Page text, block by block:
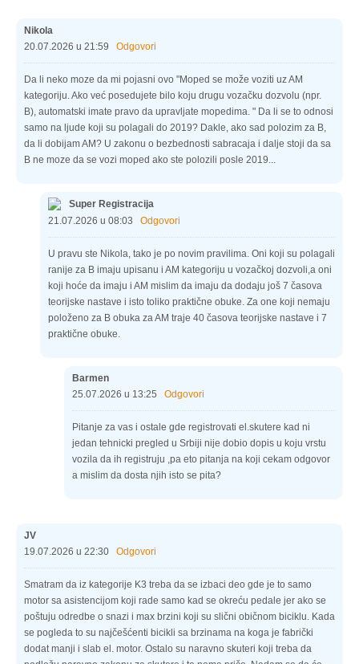
Nikola
20.07.2026 u 21:59 Odgovori
Da li neko moze da mi pojasni ovo "Moped se može voziti uz AM
kategoriju. Ako već posedujete bilo koju drugu vozačku dozvolu (npr.
B), automatski imate pravo da upravljate mopedima. " Da li se to odnosi
samo na ljude koji su polagali do 2019? Dakle, ako sad polozim za B,
da li dobijam AM? U zakonu o bezbednosti sabracaja i dalje stoji da sa
B ne moze da se vozi moped ako ste polozili posle 2019...
Super Registracija
21.07.2026 u 08:03 Odgovori
U pravu ste Nikola, tako je po novim pravilima. Oni koji su polagali
ranije za B imaju upisanu i AM kategoriju u vozačkoj dozvoli,a oni
koji hoće da imaju i AM mislim da imaju da dodaju još 7 časova
teorijske nastave i isto toliko praktične obuke. Za one koji nemaju
položeno za B obuka za AM traje 40 časova teorijske nastave i 7
praktične obuke.
Barmen
25.07.2026 u 13:25 Odgovori
Pitanje za vas i ostale gde registrovati el.skutere kad ni
jedan tehnicki pregled u Srbiji nije dobio dopis u koju vrstu
vozila da ih registruju ,pa eto pitanja na koji cekam odgovor
a mislim da dosta njih isto se pita?
JV
19.07.2026 u 22:30 Odgovori
Smatram da iz kategorije K3 treba da se izbaci deo gde je to samo
motor sa asistencijom koji rade samo kad se okreću pedale jer ako se
poštuju odredbe o snazi i max brzini koji su slični običnom biciklu. Kada
se pogleda to su najčešćenti bicikli sa brzinama na koga je fabrički
dodat manji i slab el. motor. Ostalo su naravno skuteri koji treba da